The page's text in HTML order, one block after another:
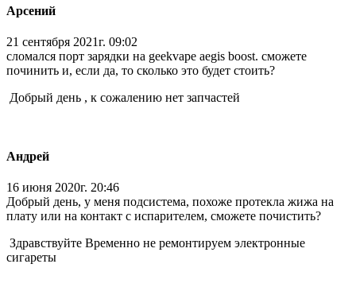
Арсений
21 сентября 2021г. 09:02
сломался порт зарядки на geekvape aegis boost. сможете
починить и, если да, то сколько это будет стоить?
Добрый день , к сожалению нет запчастей
Андрей
16 июня 2020г. 20:46
Добрый день, у меня подсистема, похоже протекла жижа на
плату или на контакт с испарителем, сможете почистить?
Здравствуйте Временно не ремонтируем электронные
сигареты